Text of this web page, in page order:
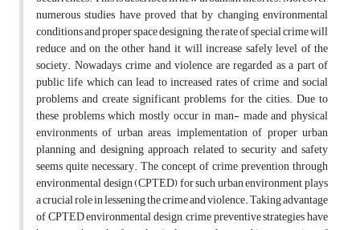
numerous studies have proved that by changing environmental
conditions and proper space designing, the rate of special crime will
reduce and on the other hand, it will increase safely level of the
society. Nowadays, crime and violence are regarded as a part of
public life which can lead to increased rates of crime and social
problems and create significant problems for the cities. Due to
these problems which mostly occur in man- made and physical
environments of urban areas, implementation of proper urban
planning and designing approach related to security and safety
seems quite necessary. The concept of crime prevention through
environmental design (CPTED) for such urban environment plays
a crucial role in lessening the crime and violence. Taking advantage
of CPTED environmental design, crime preventive strategies have